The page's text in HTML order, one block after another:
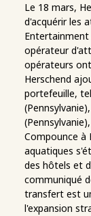
Le 18 mars,
d'acquérir les
Entertainment
opérateur
opérateurs
Herschend
portefeuille,
Compounce à
aquatiques
des hôtels et
communiqué
transfert est
l'expansion